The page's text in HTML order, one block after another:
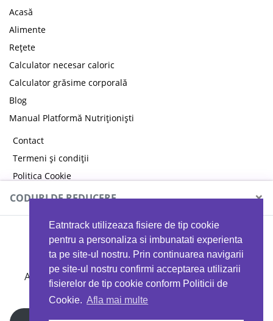
Eatntrack utilizeaza fisiere de tip cookie
pentru a personaliza si imbunatati experienta
ta pe site-ul nostru. Prin continuarea navigarii
pe site-ul nostru confirmi acceptarea utilizarii
fisierelor de tip cookie conform Politicii de
Cookie. Afla mai multe
Acasă
Alimente
Rețete
Calculator necesar caloric
Calculator grăsime corporală
Blog
Manual Platformă Nutriționiști
Contact
Termeni și condiții
Politica Cookie
Politica de confidențialitate
CODURI DE REDUCERE ×
MYPROTEIN
Ai 40%reducere la orice comandă folosind codul
EATTRACK